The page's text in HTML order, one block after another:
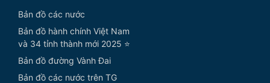
Bản đồ các nước
Bản đồ hành chính Việt Nam
và 34 tỉnh thành mới 2025 ⭐
Bản đồ đường Vành Đai
Bản đồ các nước trên TG